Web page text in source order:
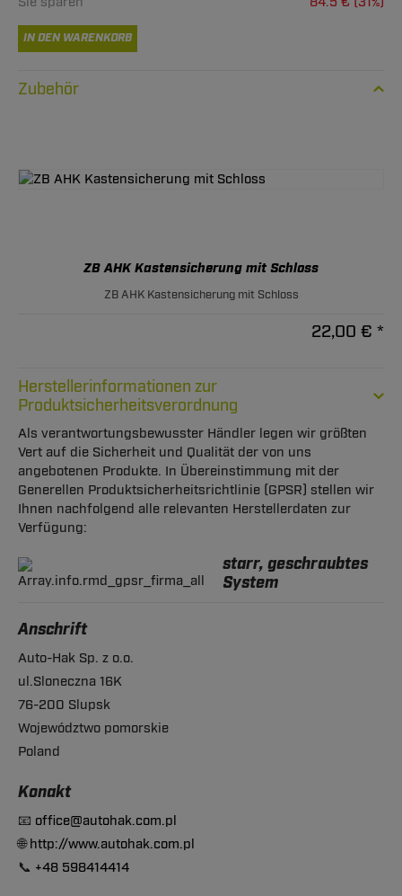
IN DEN WARENKORB
Zubehör
ZB AHK Kastensicherung mit Schloss
ZB AHK Kastensicherung mit Schloss
22,00 € *
Herstellerinformationen zur
Produktsicherheitsverordnung
Als verantwortungsbewusster Händler legen wir größten
Vert auf die Sicherheit und Qualität der von uns
angebotenen Produkte. In Übereinstimmung mit der
Generellen Produktsicherheitsrichtlinie (GPSR) stellen wir
Ihnen nachfolgend alle relevanten Herstellerdaten zur
Verfügung:
starr, geschraubtes
System
Anschrift
Auto-Hak Sp. z o.o.
ul.Sloneczna 16K
76-200 Slupsk
Województwo pomorskie
Poland
Konakt
📧 office@autohak.com.pl
🌐http://www.autohak.com.pl
📞 +48 598414414